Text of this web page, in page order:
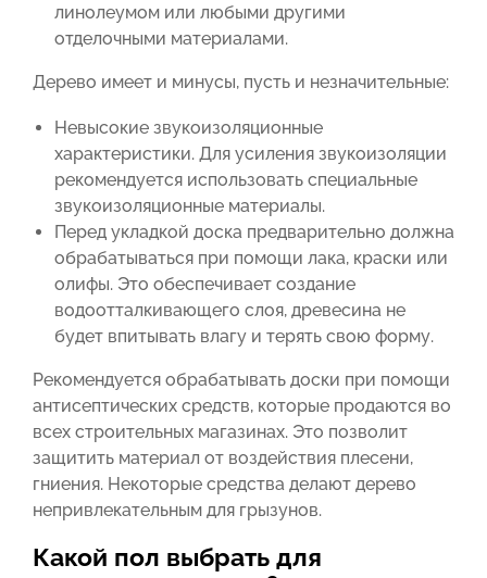
линолеумом или любыми другими
отделочными материалами.
Дерево имеет и минусы, пусть и незначительные:
Невысокие звукоизоляционные
характеристики. Для усиления звукоизоляции
рекомендуется использовать специальные
звукоизоляционные материалы.
Перед укладкой доска предварительно должна
обрабатываться при помощи лака, краски или
олифы. Это обеспечивает создание
водоотталкивающего слоя, древесина не
будет впитывать влагу и терять свою форму.
Рекомендуется обрабатывать доски при помощи
антисептических средств, которые продаются во
всех строительных магазинах. Это позволит
защитить материал от воздействия плесени,
гниения. Некоторые средства делают дерево
непривлекательным для грызунов.
Какой пол выбрать для